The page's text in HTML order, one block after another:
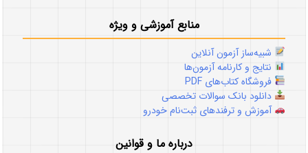
منابع آموزشی و ویژه
شبیه‌ساز آزمون آنلاین
نتایج و کارنامه آزمون‌ها
فروشگاه کتاب‌های PDF
دانلود بانک سوالات تخصصی
آموزش و ترفندهای ثبت‌نام خودرو
درباره ما و قوانین